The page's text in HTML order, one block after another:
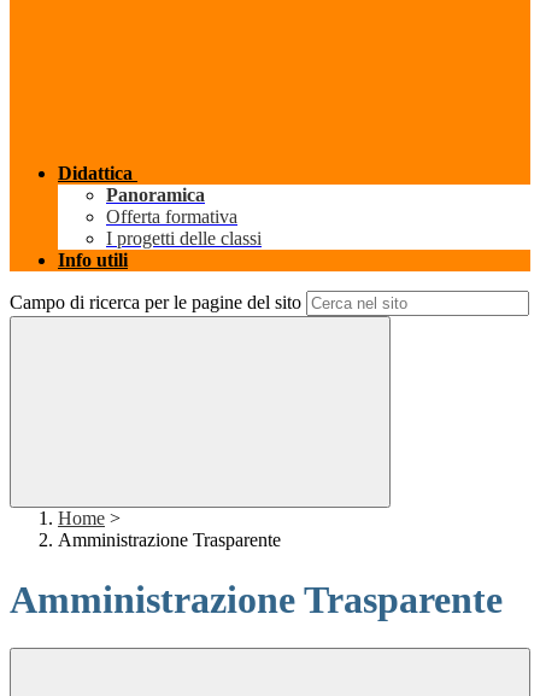
Didattica
Panoramica
Offerta formativa
I progetti delle classi
Info utili
Campo di ricerca per le pagine del sito
Home >
Amministrazione Trasparente
Amministrazione Trasparente